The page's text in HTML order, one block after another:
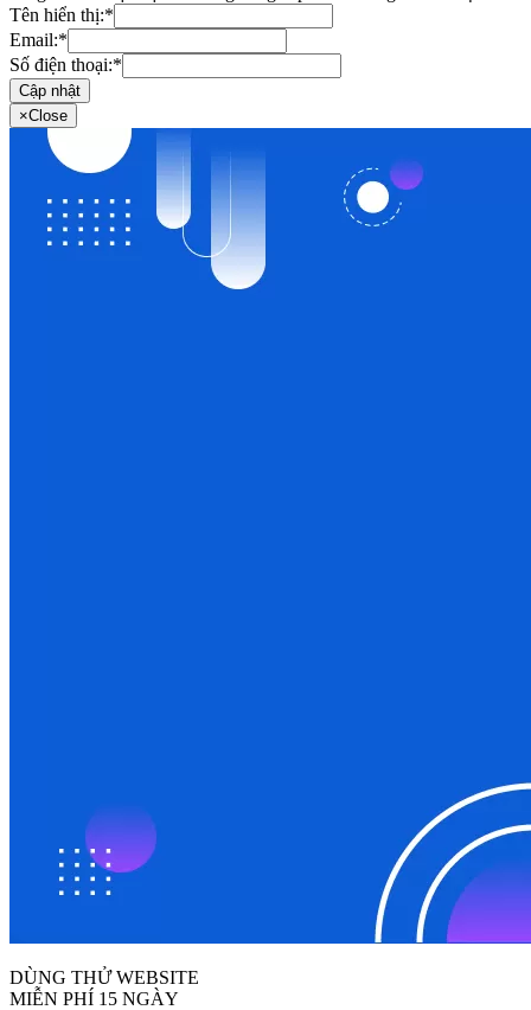
Tên hiển thị:*
Email:*
Số điện thoại:*
Cập nhật
×Close
DÙNG THỬ WEBSITE
MIỄN PHÍ 15 NGÀY